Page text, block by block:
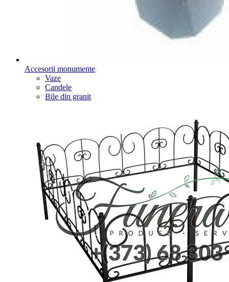
Accesorii monumente
Vaze
Candele
Bile din granit